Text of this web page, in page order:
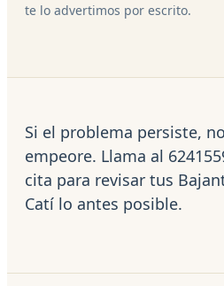
te lo advertimos por escrito.
Si el problema persiste,
empeore. Llama al
cita para revisar tus
Catí lo antes posible.